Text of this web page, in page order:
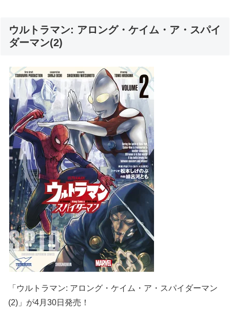
ウルトラマン: アロング・ケイム・ア・スパイ
ダーマン(2)
「ウルトラマン: アロング・ケイム・ア・スパイダーマン
(2)」が4月30日発売！